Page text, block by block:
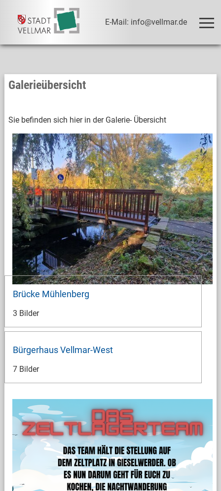
E-Mail: info@vellmar.de
Galerieübersicht
Sie befinden sich hier in der Galerie- Übersicht
Brücke Mühlenberg
3 Bilder
Bürgerhaus Vellmar-West
7 Bilder